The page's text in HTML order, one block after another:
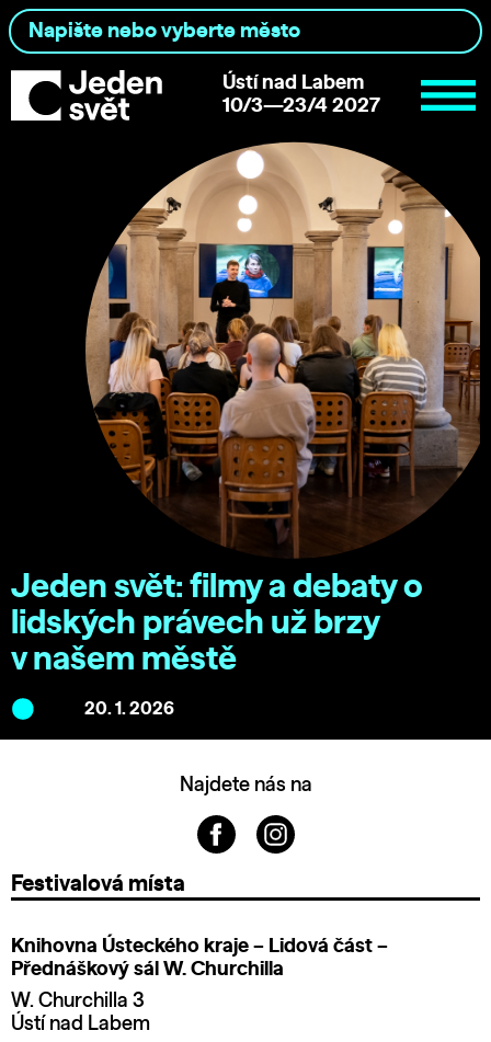
Ústí nad Labem
10/3—23/4 2027
Jeden svět: filmy a debaty o
lidských právech už brzy
v našem městě
20. 1. 2026
Najdete nás na
Festivalová místa
Knihovna Ústeckého kraje – Lidová část –
Přednáškový sál W. Churchilla
W. Churchilla 3
Ústí nad Labem